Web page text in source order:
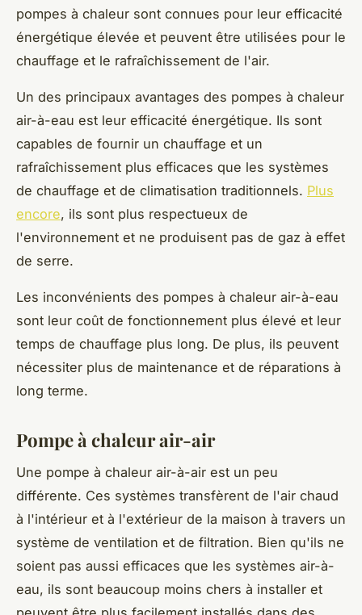
pompes à chaleur sont connues pour leur efficacité
énergétique élevée et peuvent être utilisées pour le
chauffage et le rafraîchissement de l'air.
Un des principaux avantages des pompes à chaleur
air-à-eau est leur efficacité énergétique. Ils sont
capables de fournir un chauffage et un
rafraîchissement plus efficaces que les systèmes
de chauffage et de climatisation traditionnels. Plus
encore, ils sont plus respectueux de
l'environnement et ne produisent pas de gaz à effet
de serre.
Les inconvénients des pompes à chaleur air-à-eau
sont leur coût de fonctionnement plus élevé et leur
temps de chauffage plus long. De plus, ils peuvent
nécessiter plus de maintenance et de réparations à
long terme.
Pompe à chaleur air-air
Une pompe à chaleur air-à-air est un peu
différente. Ces systèmes transfèrent de l'air chaud
à l'intérieur et à l'extérieur de la maison à travers un
système de ventilation et de filtration. Bien qu'ils ne
soient pas aussi efficaces que les systèmes air-à-
eau, ils sont beaucoup moins chers à installer et